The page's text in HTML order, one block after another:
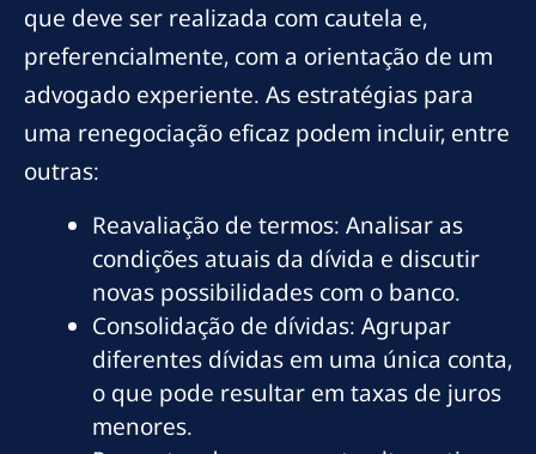
que deve ser realizada com cautela e,
preferencialmente, com a orientação de um
advogado experiente. As estratégias para
uma renegociação eficaz podem incluir, entre
outras:
Reavaliação de termos: Analisar as
condições atuais da dívida e discutir
novas possibilidades com o banco.
Consolidação de dívidas: Agrupar
diferentes dívidas em uma única conta,
o que pode resultar em taxas de juros
menores.